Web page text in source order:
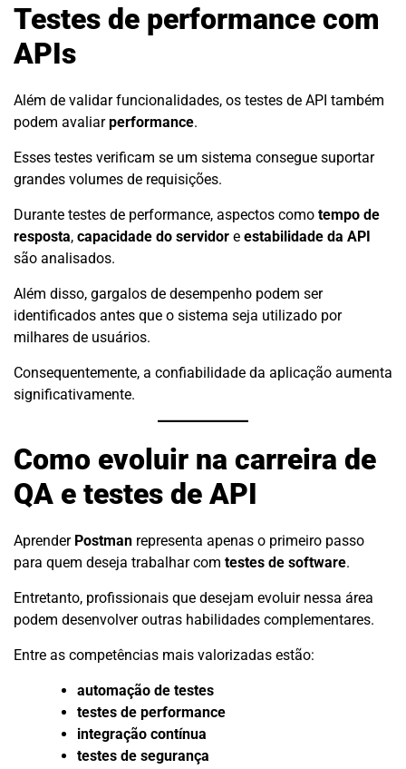
Testes de performance com
APIs
Além de validar funcionalidades, os testes de API também
podem avaliarperformance.
Esses testes verificam se um sistema consegue suportar
grandes volumes de requisições.
Durante testes de performance, aspectos como tempo de
resposta, capacidade do servidor e estabilidade da API
são analisados.
Além disso, gargalos de desempenho podem ser
identificados antes que o sistema seja utilizado por
milhares de usuários.
Consequentemente, a confiabilidade da aplicação aumenta
significativamente.
Como evoluir na carreira de
QA e testes de API
Aprender Postman representa apenas o primeiro passo
para quem deseja trabalhar com testes de software.
Entretanto, profissionais que desejam evoluir nessa área
podem desenvolver outras habilidades complementares.
Entre as competências mais valorizadas estão:
automação de testes
testes de performance
integração contínua
testes de segurança